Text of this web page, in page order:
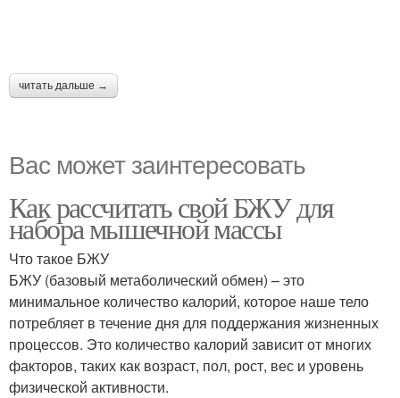
читать дальше →
Вас может заинтересовать
Как рассчитать свой БЖУ для
набора мышечной массы
Что такое БЖУ
БЖУ (базовый метаболический обмен) – это
минимальное количество калорий, которое наше тело
потребляет в течение дня для поддержания жизненных
процессов. Это количество калорий зависит от многих
факторов, таких как возраст, пол, рост, вес и уровень
физической активности.